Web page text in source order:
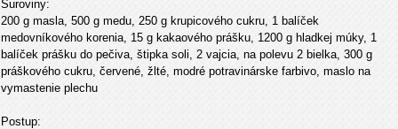
Suroviny:
200 g masla, 500 g medu, 250 g krupicového cukru, 1 balíček
medovníkového korenia, 15 g kakaového prášku, 1200 g hladkej múky, 1
balíček prášku do pečiva, štipka soli, 2 vajcia, na polevu 2 bielka, 300 g
práškového cukru, červené, žlté, modré potravinárske farbivo, maslo na
vymastenie plechu
Postup: